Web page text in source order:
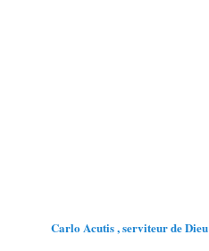
Carlo Acutis , serviteur de Dieu